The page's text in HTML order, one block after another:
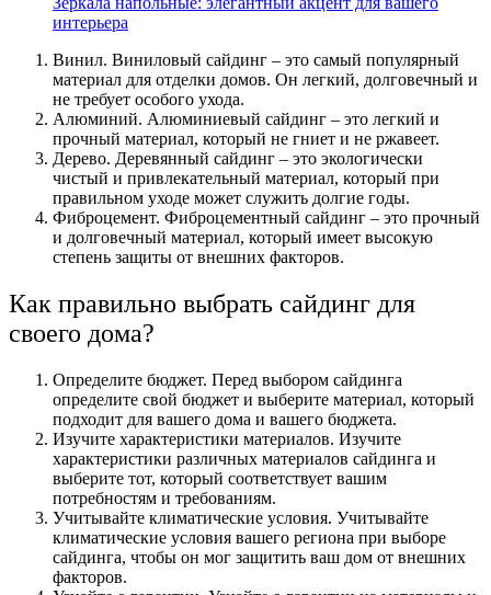
интерьера
Винил. Виниловый сайдинг – это самый популярный
материал для отделки домов. Он легкий, долговечный и
не требует особого ухода.
Алюминий. Алюминиевый сайдинг – это легкий и
прочный материал, который не гниет и не ржавеет.
Дерево. Деревянный сайдинг – это экологически
чистый и привлекательный материал, который при
правильном уходе может служить долгие годы.
Фиброцемент. Фиброцементный сайдинг – это прочный
и долговечный материал, который имеет высокую
степень защиты от внешних факторов.
Как правильно выбрать сайдинг для
своего дома?
Определите бюджет. Перед выбором сайдинга
определите свой бюджет и выберите материал, который
подходит для вашего дома и вашего бюджета.
Изучите характеристики материалов. Изучите
характеристики различных материалов сайдинга и
выберите тот, который соответствует вашим
потребностям и требованиям.
Учитывайте климатические условия. Учитывайте
климатические условия вашего региона при выборе
сайдинга, чтобы он мог защитить ваш дом от внешних
факторов.